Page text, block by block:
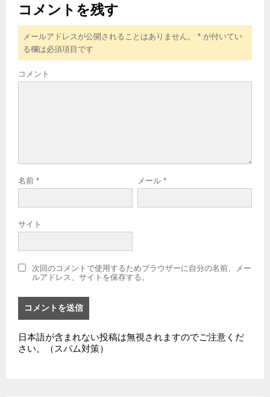
コメントを残す
メールアドレスが公開されることはありません。 * が付いてい
る欄は必須項目です
コメント
名前 * メール *
サイト
次回のコメントで使用するためブラウザーに自分の名前、メー
ルアドレス、サイトを保存する。
日本語が含まれない投稿は無視されますのでご注意くだ
さい。（スパム対策）